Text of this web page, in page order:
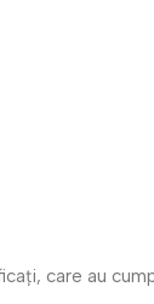
care au